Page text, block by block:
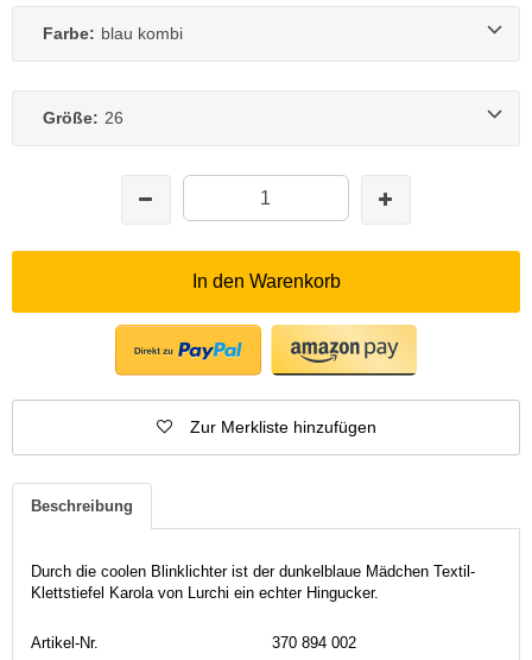
Farbe: blau kombi
Größe: 26
In den Warenkorb
Zur Merkliste hinzufügen
Beschreibung
Durch die coolen Blinklichter ist der dunkelblaue Mädchen Textil-
Klettstiefel Karola von Lurchi ein echter Hingucker.
Artikel-Nr.
370 894 002